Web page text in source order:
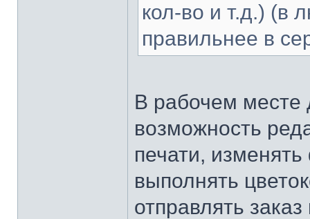
кол-во и т.д.) (в
правильнее в
В рабочем месте
возможность
печати,
выполнять
отправлять заказ